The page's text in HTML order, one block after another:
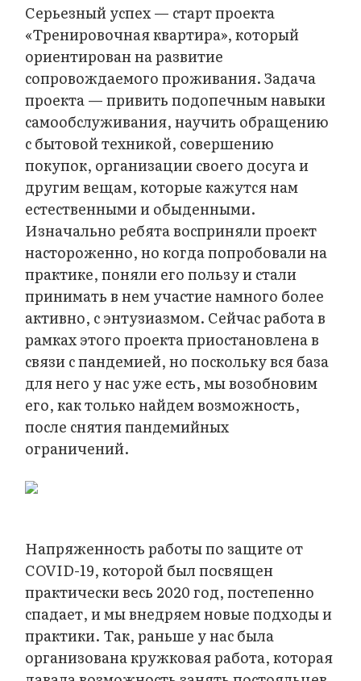
Серьезный успех — старт проекта
«Тренировочная квартира», который
ориентирован на развитие
сопровождаемого проживания. Задача
проекта — привить подопечным навыки
самообслуживания, научить обращению
с бытовой техникой, совершению
покупок, организации своего досуга и
другим вещам, которые кажутся нам
естественными и обыденными.
Изначально ребята восприняли проект
настороженно, но когда попробовали на
практике, поняли его пользу и стали
принимать в нем участие намного более
активно, с энтузиазмом. Сейчас работа в
рамках этого проекта приостановлена в
связи с пандемией, но поскольку вся база
для него у нас уже есть, мы возобновим
его, как только найдем возможность,
после снятия пандемийных
ограничений.
Напряженность работы по защите от
COVID-19, которой был посвящен
практически весь 2020 год, постепенно
спадает, и мы внедряем новые подходы и
практики. Так, раньше у нас была
организована кружковая работа, которая